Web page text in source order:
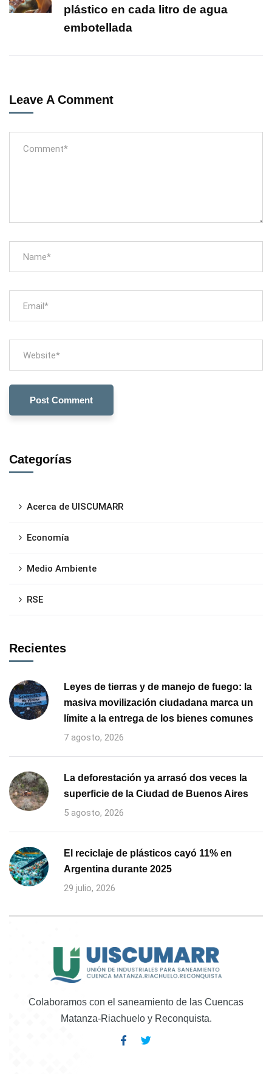
plástico en cada litro de agua
embotellada
Leave A Comment
Categorías
Acerca de UISCUMARR
Economía
Medio Ambiente
RSE
Recientes
Leyes de tierras y de manejo de fuego: la
masiva movilización ciudadana marca un
límite a la entrega de los bienes comunes
7 agosto, 2026
La deforestación ya arrasó dos veces la
superficie de la Ciudad de Buenos Aires
5 agosto, 2026
El reciclaje de plásticos cayó 11% en
Argentina durante 2025
29 julio, 2026
Colaboramos con el saneamiento de las Cuencas
Matanza-Riachuelo y Reconquista.